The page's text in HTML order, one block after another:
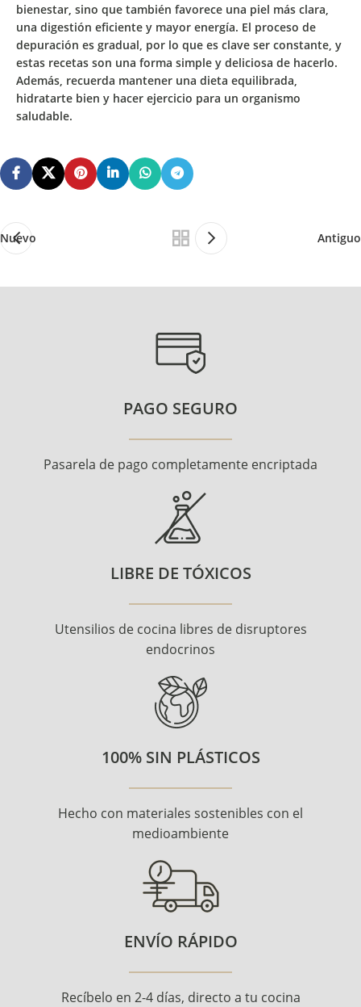
bienestar, sino que también favorece una piel más clara,
una digestión eficiente y mayor energía. El proceso de
depuración es gradual, por lo que es clave ser constante, y
estas recetas son una forma simple y deliciosa de hacerlo.
Además, recuerda mantener una dieta equilibrada,
hidratarte bien y hacer ejercicio para un organismo
saludable.
Nuevo Antiguo
PAGO SEGURO
Pasarela de pago completamente encriptada
LIBRE DE TÓXICOS
Utensilios de cocina libres de disruptores
endocrinos
100% SIN PLÁSTICOS
Hecho con materiales sostenibles con el
medioambiente
ENVÍO RÁPIDO
Recíbelo en 2-4 días, directo a tu cocina